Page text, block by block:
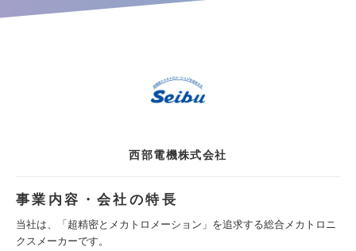
西部電機株式会社
事業内容・会社の特長
当社は、「超精密とメカトロメーション」を追求する総合メカトロニ
クスメーカーです。